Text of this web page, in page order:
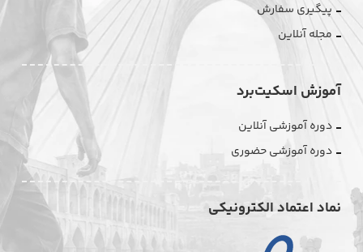
پیگیری سفارش
مجله آنلاین
آموزش اسکیت‌برد
دوره آموزشی آنلاین
دوره آموزشی حضوری
نماد اعتماد الکترونیکی